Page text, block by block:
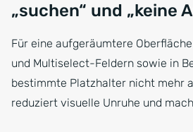
„suchen“ und „keine
Für eine aufgeräumtere
und Multiselect-Feldern sowie in
bestimmte Platzhalter nicht mehr
reduziert visuelle Unruhe und